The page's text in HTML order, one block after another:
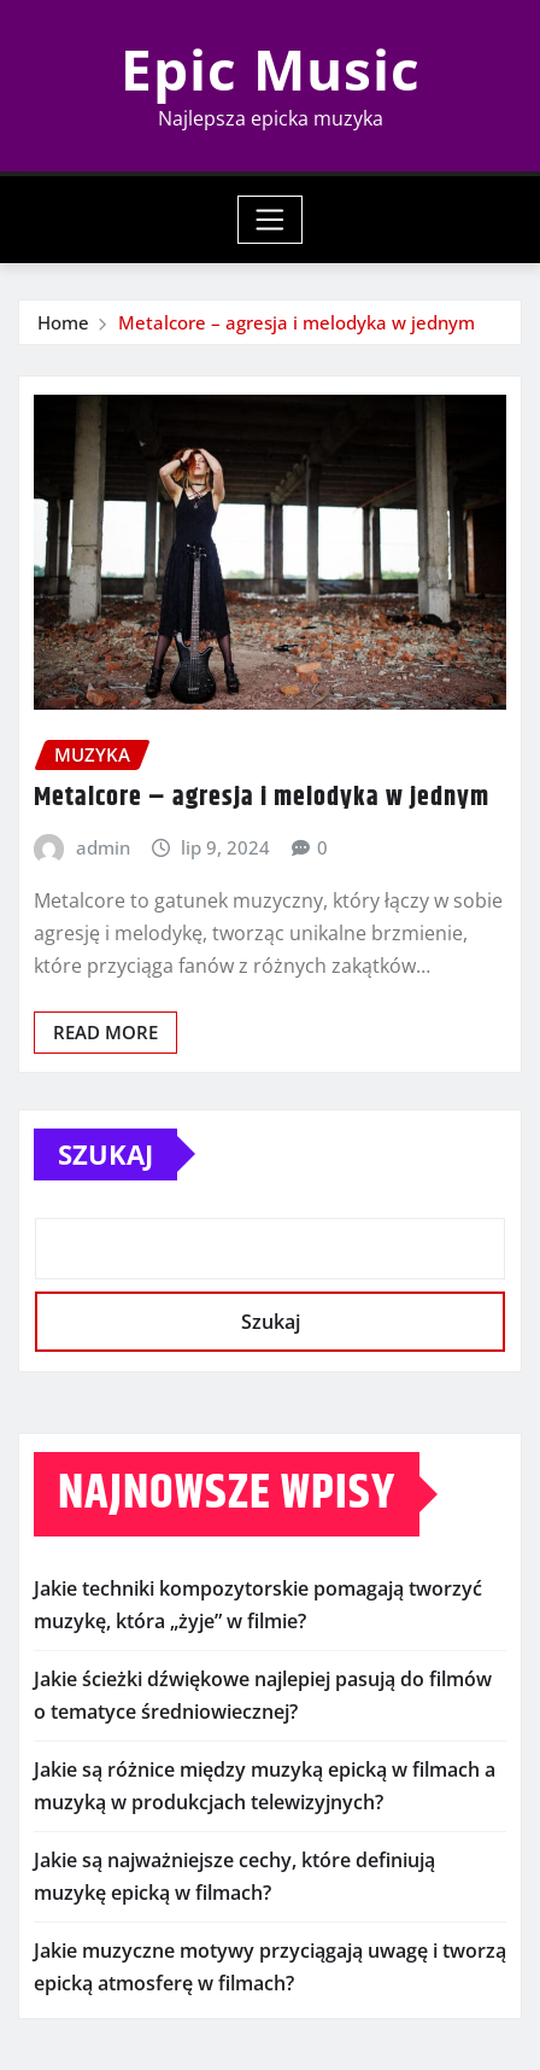
Epic Music
Najlepsza epicka muzyka
Home Metalcore – agresja i melodyka w jednym
MUZYKA
Metalcore – agresja i melodyka w jednym
admin lip 9, 2024 0
Metalcore to gatunek muzyczny, który łączy w sobie
agresję i melodykę, tworząc unikalne brzmienie,
które przyciąga fanów z różnych zakątków…
READ MORE
SZUKAJ
Szukaj
NAJNOWSZE WPISY
Jakie techniki kompozytorskie pomagają tworzyć
muzykę, która „żyje” w filmie?
Jakie ścieżki dźwiękowe najlepiej pasują do filmów
o tematyce średniowiecznej?
Jakie są różnice między muzyką epicką w filmach a
muzyką w produkcjach telewizyjnych?
Jakie są najważniejsze cechy, które definiują
muzykę epicką w filmach?
Jakie muzyczne motywy przyciągają uwagę i tworzą
epicką atmosferę w filmach?